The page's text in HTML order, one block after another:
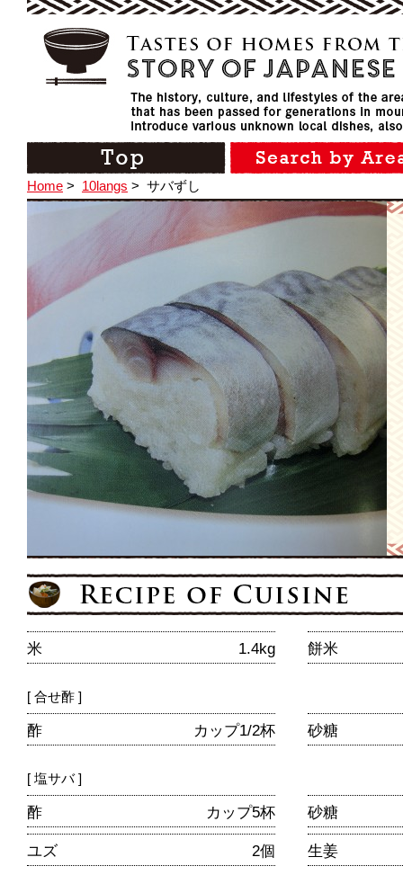
Home > 10langs > サバずし
米 1.4kg 餅米
[ 合せ酢 ]
酢 カップ1/2杯 砂糖
[ 塩サバ ]
酢 カップ5杯 砂糖
ユズ 2個
生姜